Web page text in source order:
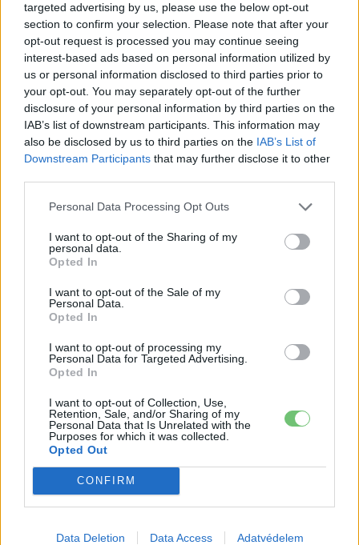
targeted advertising by us, please use the below opt-out
section to confirm your selection. Please note that after your
opt-out request is processed you may continue seeing
interest-based ads based on personal information utilized by
us or personal information disclosed to third parties prior to
your opt-out. You may separately opt-out of the further
disclosure of your personal information by third parties on the
IAB’s list of downstream participants. This information may
also be disclosed by us to third parties on the IAB’s List of
Downstream Participants that may further disclose it to other
Personal Data Processing Opt Outs
I want to opt-out of the Sharing of my
personal data.
Opted In
I want to opt-out of the Sale of my
Personal Data.
Opted In
I want to opt-out of processing my
Personal Data for Targeted Advertising.
Opted In
I want to opt-out of Collection, Use,
Retention, Sale, and/or Sharing of my
Personal Data that Is Unrelated with the
Purposes for which it was collected.
Opted Out
CONFIRM
Data Deletion Data Access Adatvédelem
Ezek a nehézségek együttesen rajzolják ki a képet egy
olyan gyártóról, amelynek a piaci ambíciói messze előtte
járnak a pénzügyi és gyártási realitásnak. Mindez arra utal,
hogy a prémium elektromosautó-gyártó európai jelenléte
a következő években jóval lassabban épülhet ki a korábban
beígértnél — és hogy a Lucidnak előbb a saját házatáján
belül kell rendet tennie, mielőtt komolyan felveheti a
versenyt a kontinens prémium szegmensében.
Kövesd az e-cars.hu-t a Facebookon is, további
tartalmakért!
CÍMKÉK e-mobilitás Elektromobilitás
Elektromos autó
Európa
Lucid